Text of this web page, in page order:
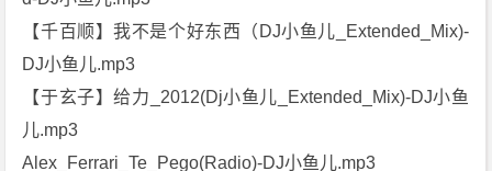
【千百顺】我不是个好东西（DJ小鱼儿_Extended_Mix)-
DJ小鱼儿.mp3
【于玄子】给力_2012(Dj小鱼儿_Extended_Mix)-DJ小鱼
儿.mp3
Alex_Ferrari_Te_Pego(Radio)-DJ小鱼儿.mp3